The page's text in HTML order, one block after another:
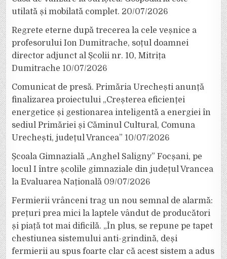
utilată și mobilată complet. 20/07/2026
Regrete eterne după trecerea la cele veșnice a
profesorului Ion Dumitrache, soțul doamnei
director adjunct al Școlii nr. 10, Mitrița
Dumitrache 10/07/2026
Comunicat de presă. Primăria Urechești anunță
finalizarea proiectului „Creșterea eficienței
energetice și gestionarea inteligentă a energiei în
sediul Primăriei și Căminul Cultural, Comuna
Urechești, județul Vrancea” 10/07/2026
Școala Gimnazială „Anghel Saligny” Focșani, pe
locul I între școlile gimnaziale din județul Vrancea
la Evaluarea Națională 09/07/2026
Fermierii vrânceni trag un nou semnal de alarmă:
prețuri prea mici la laptele vândut de producători
și piață tot mai dificilă. „În plus, se repune pe tapet
chestiunea sistemului anti-grindină, deși
fermierii au spus foarte clar că acest sistem a adus